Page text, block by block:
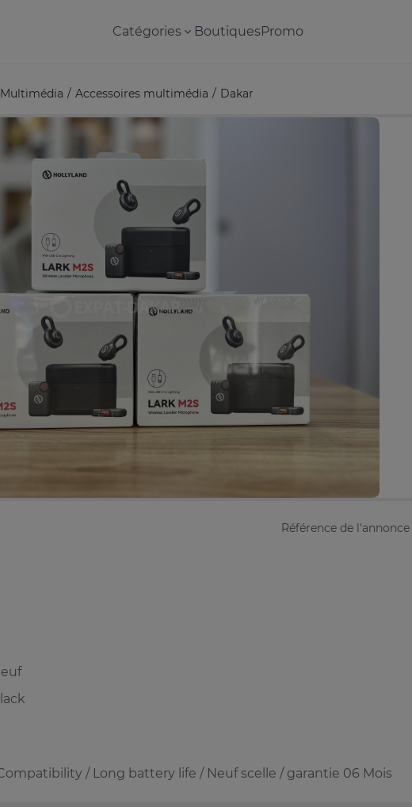
Catégories BoutiquesPromo
Multimédia Accessoires multimédia Dakar
Référence de l'annonce
/ Long battery life / Neuf scelle / garantie 06 Mois